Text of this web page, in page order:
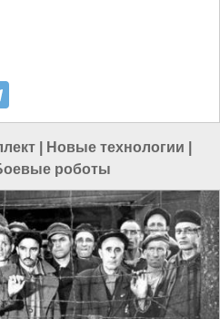
Новые технологии
роботы